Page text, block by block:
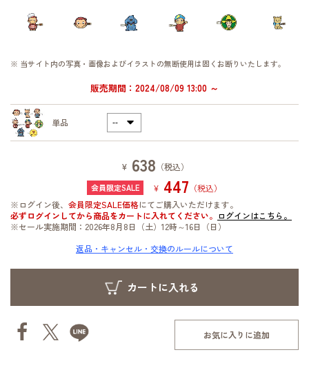
※ 当サイト内の写真・画像およびイラストの無断使用は固くお断りいたします。
販売期間：2024/08/09 13:00 ～
単品
¥ 638 （税込）
¥ 447 （税込）
※ログイン後、 会員限定SALE価格にてご購入いただけます。
必ずログインしてから商品をカートに入れてください。 ログインはこちら。
※セール実施期間：2026年8月8日（土）12時～16日（日）
返品・キャンセル・交換のルールについて
お気に入りに追加